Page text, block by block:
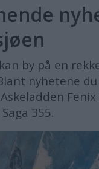
by på en
nyhetene
Fenix
355.